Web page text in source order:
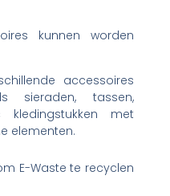
kunnen worden
accessoires
sieraden, tassen,
kledingstukken met
elementen.
E-Waste te recyclen